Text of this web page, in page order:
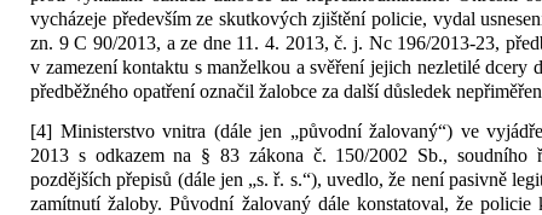
vycházeje především ze skutkových zjištění policie, vydal
zn. 9 C 90/2013, a ze dne 11. 4. 2013, č. j. Nc 196/2013-23,
v zamezení kontaktu s manželkou a svěření jejich nezletilé dcery
předběžného opatření označil žalobce za další důsledek
[4] Ministerstvo vnitra (dále jen „původní žalovaný“) ve
2013 s odkazem na § 83 zákona č. 150/2002 Sb., soudního
pozdějších přepisů (dále jen „s. ř. s.“), uvedlo, že není pasivně
zamítnutí žaloby. Původní žalovaný dále konstatoval, že